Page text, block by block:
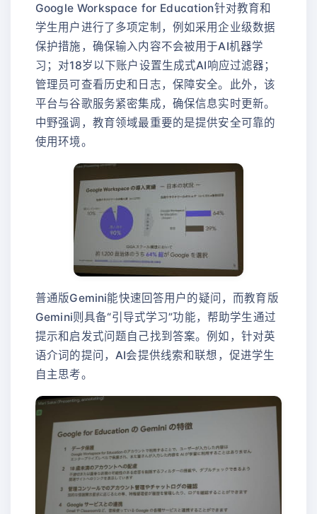
Google Workspace for Education针对教育和
学生用户进行了多项定制，例如采用企业级数据
保护措施，确保输入内容不会被用于AI机器学
习；对18岁以下账户设置生成式AI响应过滤器；
管理员可查看历史和日志，保障安全。此外，该
平台与谷歌服务紧密集成，确保信息实时更新。
中野强调，教育领域最重要的是提供安全可靠的
使用环境。
普通版Gemini能快速回答用户的疑问，而教育版
Gemini则具备“引导式学习”功能，帮助学生通过
提示和启发式问题自己找到答案。例如，针对英
语介词的提问，AI会提供线索和联想，促进学生
自主思考。